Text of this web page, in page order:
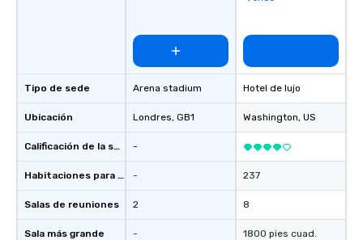
Tipo de sede
Ubicación
Calificación de la sede
Habitaciones para huéspedes
Salas de reuniones
Sala más grande
Arena stadium
Londres, GB1
-
-
2
-
Hotel de lujo
Washington, US
237
8
1800 pies cuad.